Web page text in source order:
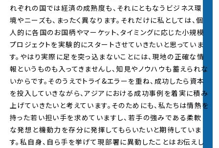
れぞれの国では経済の成熟度も、それにともなうビジネス環
境やニーズも、まったく異なります。それだけに私としては、個
人的に各国のお国柄やマーケット、タイミングに応じた小規模
プロジェクトを実験的にスタートさせていきたいと思っていま
す。やはり実際に足を突っ込まないことには、現地の正確な情
報というものも入ってきませんし、知見やノウハウも蓄えられな
いからです。そのうえでトライ&エラーを重ね、成功したら資本
を投入していきながら、アジアにおける成功事例を着実に積み
上げていきたいと考えています。そのためにも、私たちは情熱を
持った若い担い手を求めていますし、若手の強みである柔軟
な発想と機動力を存分に発揮してもらいたいと期待していま
す。私自身、自ら手を挙げて現部署に異動したことはお伝えし